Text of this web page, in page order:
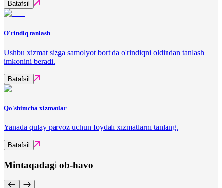
Batafsil
O'rindiq tanlash
Ushbu xizmat sizga samolyot bortida o'rindiqni oldindan tanlash
imkonini beradi.
Batafsil
Qo'shimcha xizmatlar
Yanada qulay parvoz uchun foydali xizmatlarni tanlang.
Batafsil
Mintaqadagi ob-havo